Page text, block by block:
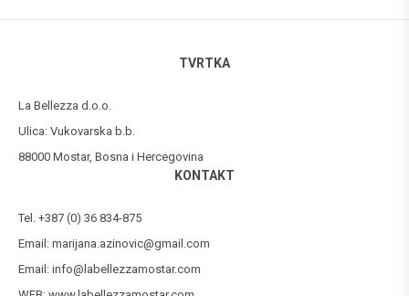
TVRTKA
La Bellezza d.o.o.
Ulica: Vukovarska b.b.
88000 Mostar, Bosna i Hercegovina
KONTAKT
Tel. +387 (0) 36 834-875
Email: marijana.azinovic@gmail.com
Email: info@labellezzamostar.com